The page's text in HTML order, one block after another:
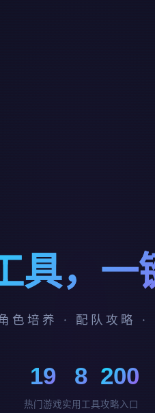
具，一
色培养 · 配队攻略 ·
19
热门游戏
8
实用工具
200
攻略入口